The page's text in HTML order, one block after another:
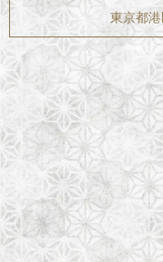
東京都